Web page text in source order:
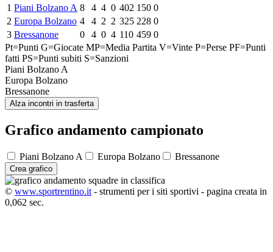
1 Piani Bolzano A 8 4 4 0 402 150 0
2 Europa Bolzano 4 4 2 2 325 228 0
3 Bressanone 0 4 0 4 110 459 0
Pt=Punti G=Giocate MP=Media Partita V=Vinte P=Perse PF=Punti
fatti PS=Punti subiti S=Sanzioni
Piani Bolzano A
Europa Bolzano
Bressanone
Alza incontri in trasferta
Grafico andamento campionato
Piani Bolzano A Europa Bolzano Bressanone
Crea grafico
© www.sportrentino.it- strumenti per i siti sportivi - pagina creata in
0,062 sec.